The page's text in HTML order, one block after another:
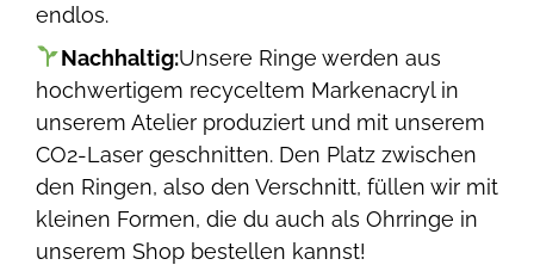
endlos.
Nachhaltig:Unsere Ringe werden aus
hochwertigem recyceltem Markenacryl in
unserem Atelier produziert und mit unserem
CO2-Laser geschnitten. Den Platz zwischen
den Ringen, also den Verschnitt, füllen wir mit
kleinen Formen, die du auch als Ohrringe in
unserem Shop bestellen kannst!